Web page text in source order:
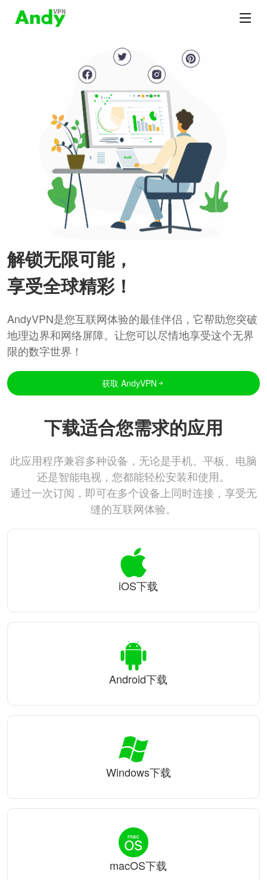
解锁无限可能，
享受全球精彩！
AndyVPN是您互联网体验的最佳伴侣，它帮助您突破
地理边界和网络屏障。让您可以尽情地享受这个无界
限的数字世界！
获取 AndyVPN
下载适合您需求的应用
此应用程序兼容多种设备，无论是手机、平板、电脑
还是智能电视，您都能轻松安装和使用。
通过一次订阅，即可在多个设备上同时连接，享受无
缝的互联网体验。
iOS下载
Android下载
Windows下载
macOS下载